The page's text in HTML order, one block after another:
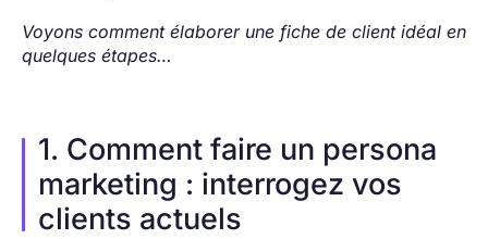
Voyons comment élaborer une fiche de client idéal en
quelques étapes…
1. Comment faire un persona
marketing : interrogez vos
clients actuels